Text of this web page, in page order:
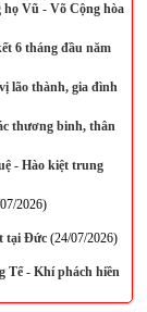
Vũ - Võ Cộng hòa
6 tháng đầu năm
lão thành, gia đình
thương binh, thân
- Hào kiệt trung
2026)
tại Đức(24/07/2026)
Tể - Khí phách hiền